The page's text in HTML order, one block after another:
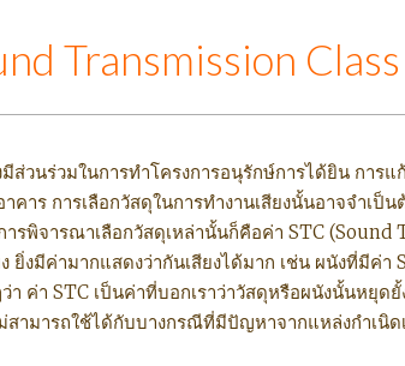
Transmission
มีส่วนร่วมในการทำโครงการอนุรักษ์การได้ยิน การ
คาร การเลือกวัสดุในการทำงานเสียงนั้นอาจจำเ
ารพิจารณาเลือกวัสดุเหล่านั้นก็คือค่า STC
ยิ่งมีค่ามากแสดงว่ากันเสียงได้มาก เช่น ผนังที่มีค่
า ค่า STC เป็นค่าที่บอกเราว่าวัสดุหรือผนังนั้นหยุด
สามารถใช้ได้กับบางกรณีที่มีปัญหาจากแหล่งกำเนิด